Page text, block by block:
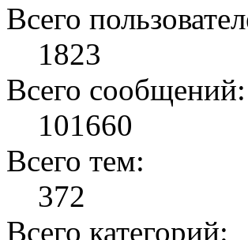
Всего
1823
Всего сообщений:
101660
Всего тем:
372
Всего категорий: